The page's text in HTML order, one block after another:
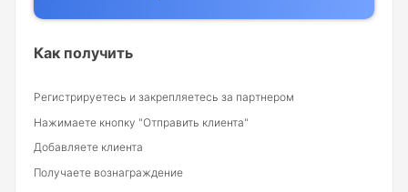
Как получить
Регистрируетесь и закрепляетесь за партнером
Нажимаете кнопку "Отправить клиента"
Добавляете клиента
Получаете вознаграждение